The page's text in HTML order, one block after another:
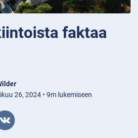
faktaa
26, 2024 • 9m lukemiseen